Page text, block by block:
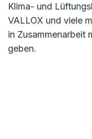
Klima- und
VALLOX und viele
in Zusammenarbeit
geben.